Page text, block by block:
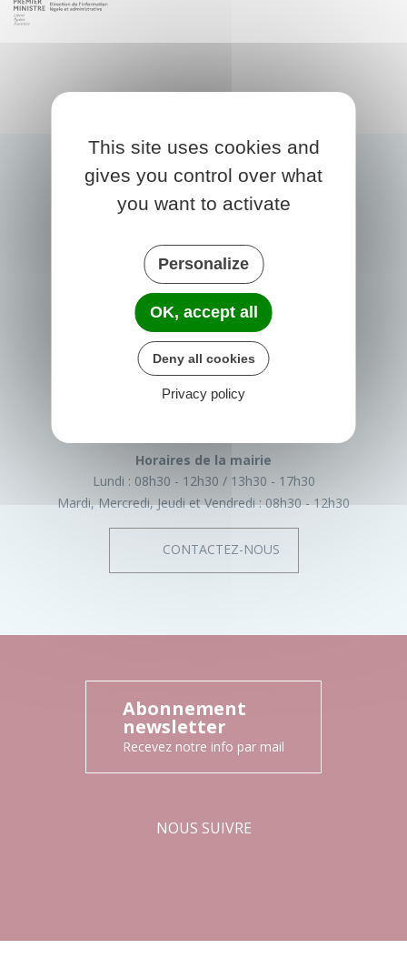
PRIGONRIEUX
1 Place du Groupe Loiseau
24130 Prigonrieux
France
Horaires de la mairie
Lundi : 08h30 - 12h30
13h30 - 17h30
Mardi, Mercredi, Jeudi et Vendredi :08h30 - 12h30
CONTACTEZ-NOUS
Abonnement
newsletter
Recevez notre info par mail
NOUS SUIVRE
This site uses cookies and
gives you control over what
you want to activate
Personalize
OK, accept all
Deny all cookies
Privacy policy